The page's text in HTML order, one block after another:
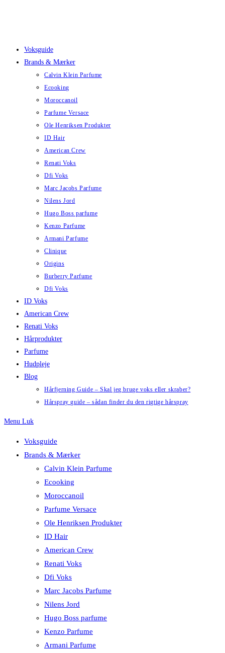
Voksguide
Brands & Mærker
Calvin Klein Parfume
Ecooking
Moroccanoil
Parfume Versace
Ole Henriksen Produkter
ID Hair
American Crew
Renati Voks
Dfi Voks
Marc Jacobs Parfume
Nilens Jord
Hugo Boss parfume
Kenzo Parfume
Armani Parfume
Clinique
Origins
Burberry Parfume
Dfi Voks
ID Voks
American Crew
Renati Voks
Hårprodukter
Parfume
Hudpleje
Blog
Hårfjerning Guide – Skal jeg bruge voks eller skraber?
Hårspray guide – sådan finder du den rigtige hårspray
Menu Luk
Voksguide
Brands & Mærker
Calvin Klein Parfume
Ecooking
Moroccanoil
Parfume Versace
Ole Henriksen Produkter
ID Hair
American Crew
Renati Voks
Dfi Voks
Marc Jacobs Parfume
Nilens Jord
Hugo Boss parfume
Kenzo Parfume
Armani Parfume